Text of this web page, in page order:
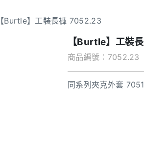
【Burtle】工裝長褲 7052.23
【Burtle】工裝
商品編號：7052.23
同系列夾克外套